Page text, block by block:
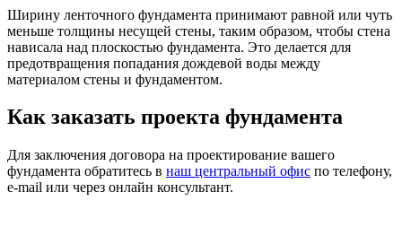
Ширину ленточного фундамента принимают равной или чуть
меньше толщины несущей стены, таким образом, чтобы стена
нависала над плоскостью фундамента. Это делается для
предотвращения попадания дождевой воды между
материалом стены и фундаментом.
Как заказать проекта фундамента
Для заключения договора на проектирование вашего
фундамента обратитесь в наш центральный офис по телефону,
e-mail или через онлайн консультант.